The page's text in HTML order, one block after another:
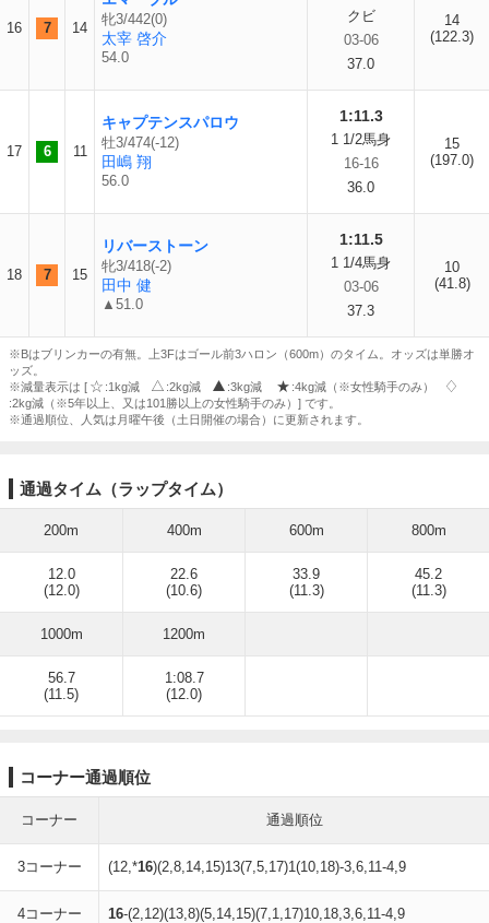
16 7 14
牝3/442(0)
太宰 啓介
54.0
クビ
03-06
37.0
14
(122.3)
17 6 11
キャプテンスパロウ
牡3/474(-12)
田嶋 翔
56.0
1:11.3
1 1/2馬身
16-16
36.0
15
(197.0)
18 7 15
リバーストーン
牝3/418(-2)
田中 健
▲51.0
1:11.5
1 1/4馬身
03-06
37.3
10
(41.8)
※Bはブリンカーの有無。上3Fはゴール前3ハロン（600m）のタイム。オッズは単勝オ
ッズ。
※減量表示は [
:1kg減 :2kg減 :3kg減
:4kg減（※女性騎手のみ）
:2kg減（※5年以上、又は101勝以上の女性騎手のみ）] です。
※通過順位、人気は月曜午後（土日開催の場合）に更新されます。
通過タイム（ラップタイム）
200m 400m 600m 800m
12.0
(12.0)
22.6
(10.6)
33.9
(11.3)
45.2
(11.3)
1000m 1200m
56.7
(11.5)
1:08.7
(12.0)
コーナー通過順位
コーナー 通過順位
3コーナー (12,*16)(2,8,14,15)13(7,5,17)1(10,18)-3,6,11-4,9
4コーナー 16-(2,12)(13,8)(5,14,15)(7,1,17)10,18,3,6,11-4,9